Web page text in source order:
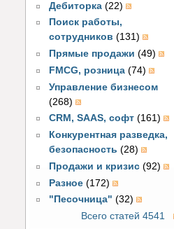
Дебиторка (22)
Поиск работы,
сотрудников (131)
Прямые продажи (49)
FMCG, розница (74)
Управление бизнесом
(268)
CRM, SAAS, софт (161)
Конкурентная разведка,
безопасность (28)
Продажи и кризис (92)
Разное (172)
"Песочница" (32)
Всего статей 4541